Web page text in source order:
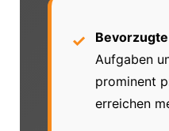
Aufgaben
prominent
erreichen